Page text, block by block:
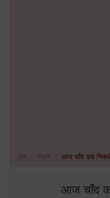
होम पंचांग आज चाँद कब
आज चाँद